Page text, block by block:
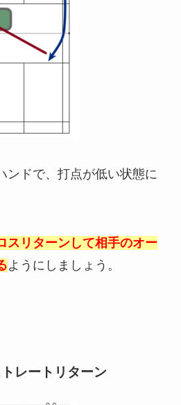
ンドで、打点が低い状態に
スリターンして相手のオー
ようにしましょう。
レートリターン